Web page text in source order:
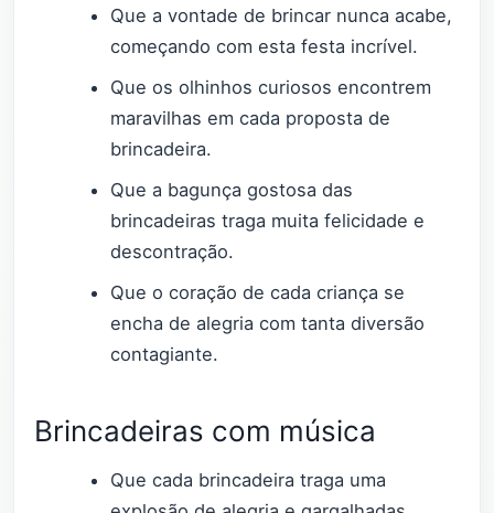
Que a vontade de brincar nunca acabe,
começando com esta festa incrível.
Que os olhinhos curiosos encontrem
maravilhas em cada proposta de
brincadeira.
Que a bagunça gostosa das
brincadeiras traga muita felicidade e
descontração.
Que o coração de cada criança se
encha de alegria com tanta diversão
contagiante.
Brincadeiras com música
Que cada brincadeira traga uma